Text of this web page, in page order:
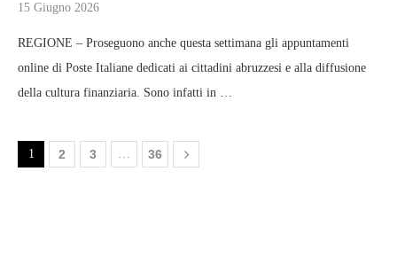
15 Giugno 2026
REGIONE – Proseguono anche questa settimana gli appuntamenti
online di Poste Italiane dedicati ai cittadini abruzzesi e alla diffusione
della cultura finanziaria. Sono infatti in …
1 2 3 … 36